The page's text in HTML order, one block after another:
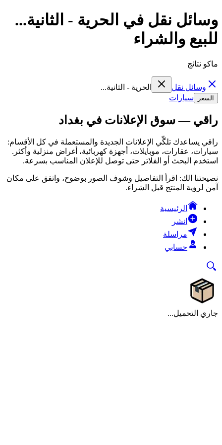
وسائل نقل في الحرية - الثانية...
للبيع والشراء
ماكو نتائج
وسائل نقل الحرية - الثانية...
السعر سيارات
راقي — سوق الإعلانات في بغداد
راقي يساعدك تلگّي الإعلانات الجديدة والمستعملة في كل الأقسام:
سيارات، عقارات، موبايلات، أجهزة كهربائية، أغراض منزلية وأكثر.
استخدم البحث أو الفلاتر حتى توصل للإعلان المناسب بسرعة.
نصيحتنا الك: اقرأ التفاصيل وشوف الصور بوضوح، واتفق على مكان
آمن لرؤية المنتج قبل الشراء.
الرئيسية
انشر
مراسلة
حسابي
جاري التحميل...